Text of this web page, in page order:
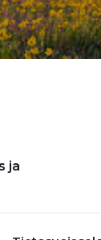
ja